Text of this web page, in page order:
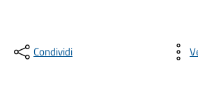
Condividi